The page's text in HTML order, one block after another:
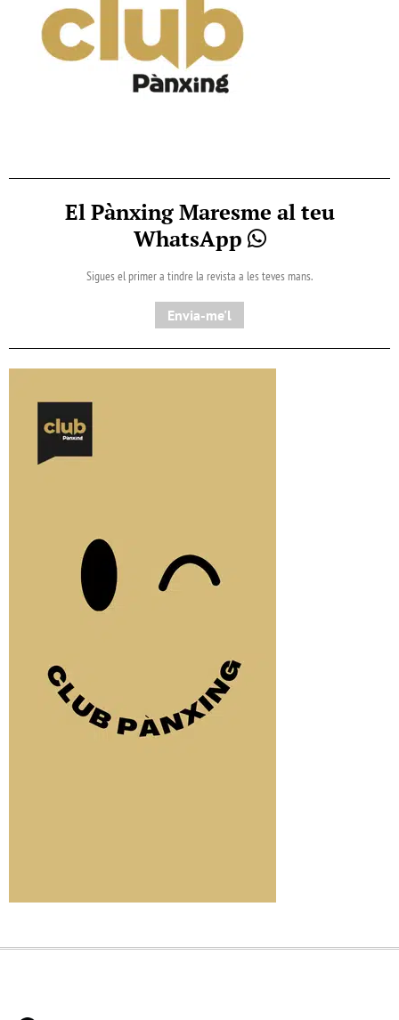
El Pànxing Maresme al teu
WhatsApp
Sigues el primer a tindre la revista a les teves mans.
Envia-me'l